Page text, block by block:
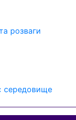
розваги
середовище